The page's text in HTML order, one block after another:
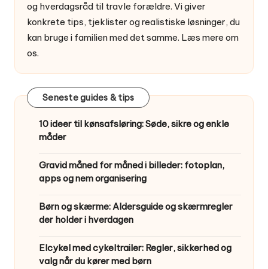
og hverdagsråd til travle forældre. Vi giver
konkrete tips, tjeklister og realistiske løsninger, du
kan bruge i familien med det samme. Læs mere om
os.
Seneste guides & tips
10 ideer til kønsafsløring: Søde, sikre og enkle
måder
Gravid måned for måned i billeder: fotoplan,
apps og nem organisering
Børn og skærme: Aldersguide og skærmregler
der holder i hverdagen
Elcykel med cykeltrailer: Regler, sikkerhed og
valg når du kører med børn